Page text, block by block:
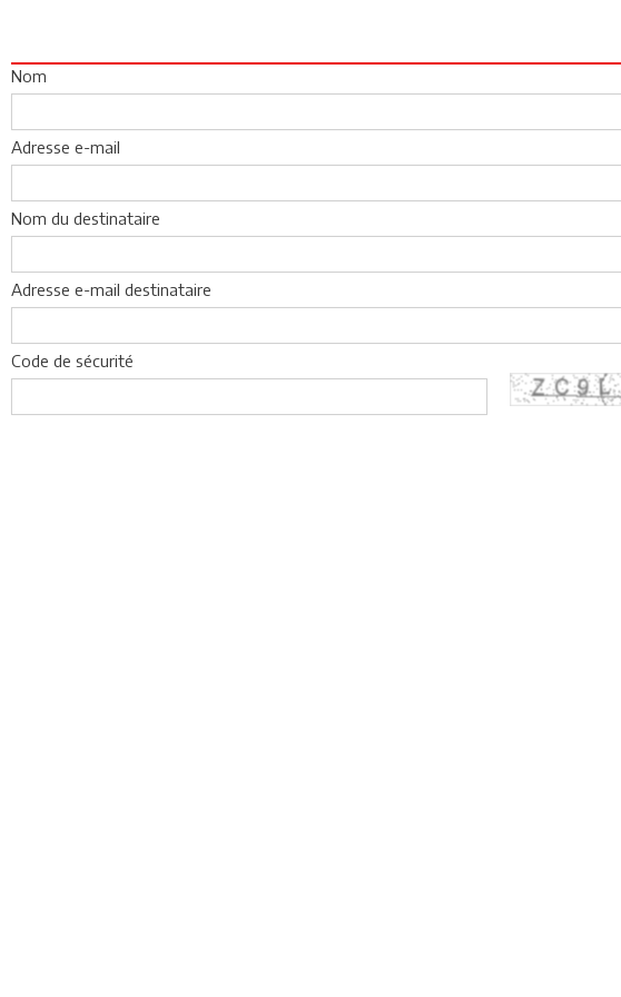
Nom
Adresse e-mail
Nom du destinataire
Adresse e-mail destinataire
Code de sécurité